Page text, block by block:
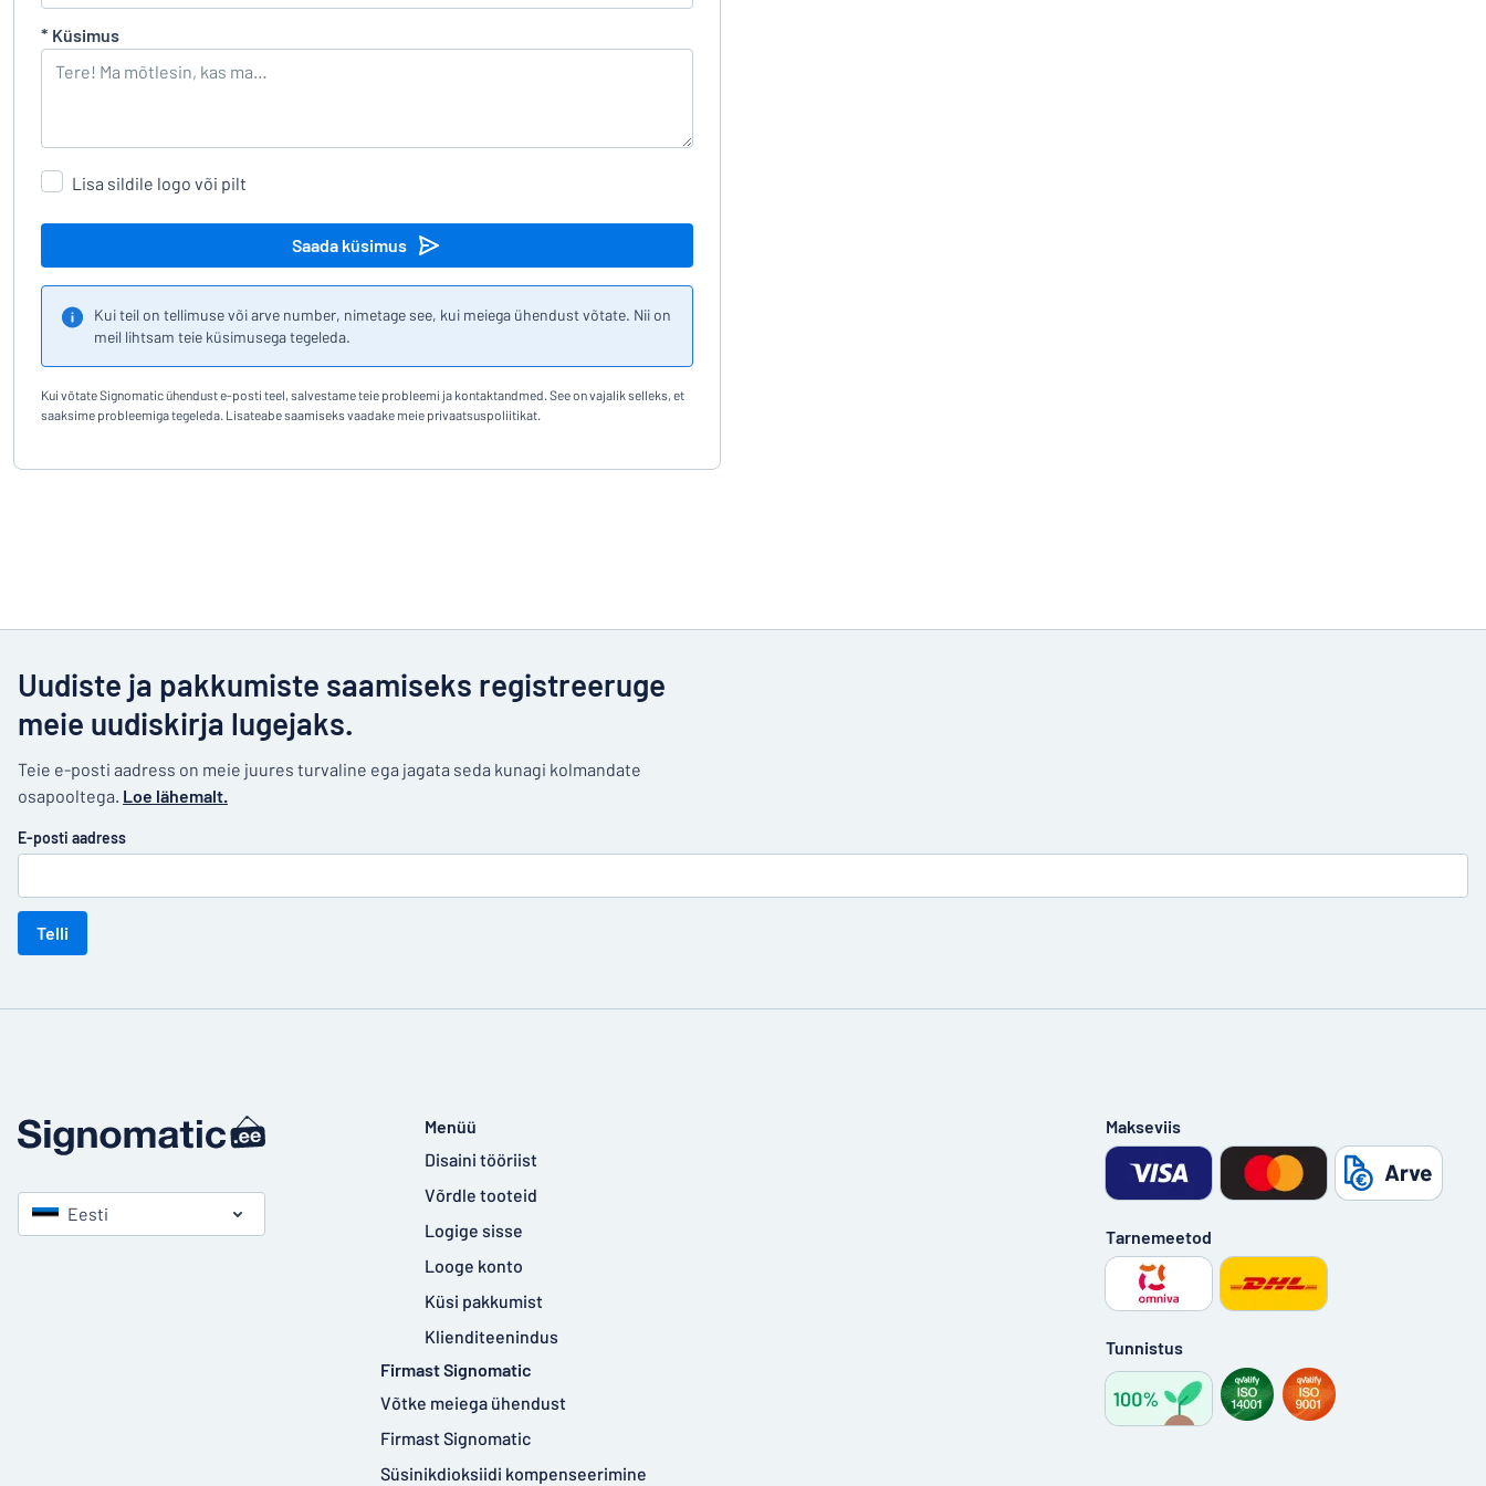
* Küsimus
Lisa sildile logo või pilt
Saada küsimus
Kui teil on tellimuse või arve number, nimetage see, kui meiega ühendust võtate. Nii on
meil lihtsam teie küsimusega tegeleda.
Kui võtate Signomatic ühendust e-posti teel, salvestame teie probleemi ja kontaktandmed. See on vajalik selleks, et
saaksime probleemiga tegeleda. Lisateabe saamiseks vaadake meie privaatsuspoliitikat.
Uudiste ja pakkumiste saamiseks registreeruge
meie uudiskirja lugejaks.
Teie e-posti aadress on meie juures turvaline ega jagata seda kunagi kolmandate
osapooltega. Loe lähemalt.
E-posti aadress
Telli
Eesti
Menüü
Disaini tööriist
Võrdle tooteid
Logige sisse
Looge konto
Küsi pakkumist
Klienditeenindus
Firmast Signomatic
Võtke meiega ühendust
Firmast Signomatic
Süsinikdioksiidi kompenseerimine
Makseviis
Tarnemeetod
Tunnistus